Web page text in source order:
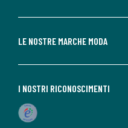
LE NOSTRE MARCHE MODA
I NOSTRI RICONOSCIMENTI